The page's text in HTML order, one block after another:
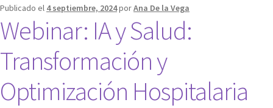
Publicado el 4 septiembre, 2024porAna De la Vega
Webinar: IA y Salud:
Transformación y
Optimización Hospitalaria